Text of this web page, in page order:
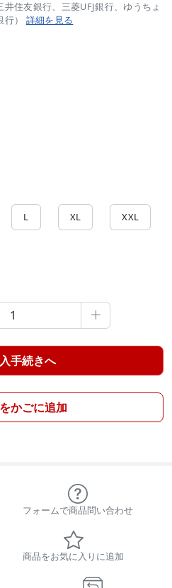
住友銀行、三菱UFJ銀行、ゆうちょ
） 詳細を見る
L XL XXL

手続きへ
かごに追加
フォームで商品問い合わせ
商品をお気に入りに追加